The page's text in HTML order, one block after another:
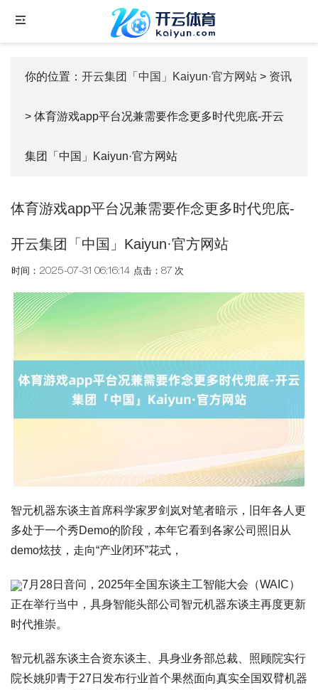
你的位置： 开云集团「中国」Kaiyun·官方网站 > 资讯
> 体育游戏app平台况兼需要作念更多时代兜底-开云
集团「中国」Kaiyun·官方网站
体育游戏app平台况兼需要作念更多时代兜底-
开云集团「中国」Kaiyun·官方网站
时间：2025-07-31 06:16:14 点击：87 次
智元机器东谈主首席科学家罗剑岚对笔者暗示，旧年各人更
多处于一个秀Demo的阶段，本年它看到各家公司照旧从
demo炫技，走向“产业闭环”花式，
7月28日音问，2025年全国东谈主工智能大会（WAIC）
正在举行当中，具身智能头部公司智元机器东谈主再度更新
时代推崇。
智元机器东谈主合资东谈主、具身业务部总裁、照顾院实行
院长姚卯青于27日发布行业首个果然面向真实全国双臂机器